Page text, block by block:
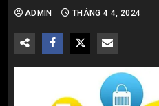
ADMIN THÁNG 4 4, 2024